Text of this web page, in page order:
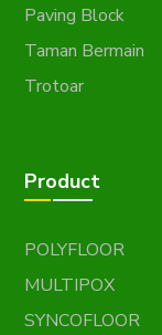
Paving Block
Taman Bermain
Trotoar
Product
POLYFLOOR
MULTIPOX
SYNCOFLOOR